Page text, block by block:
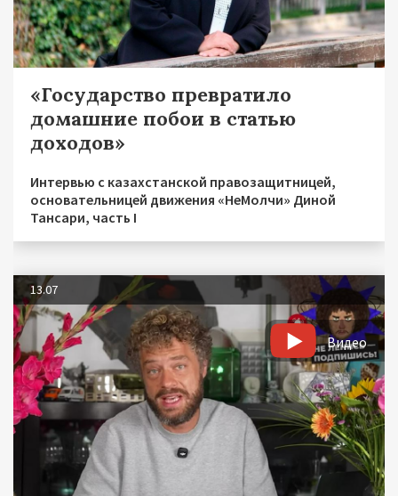
«Государство превратило
домашние побои в статью
доходов»
Интервью с казахстанской правозащитницей,
основательницей движения «НеМолчи» Диной
Тансари, часть I
13.07
Видео